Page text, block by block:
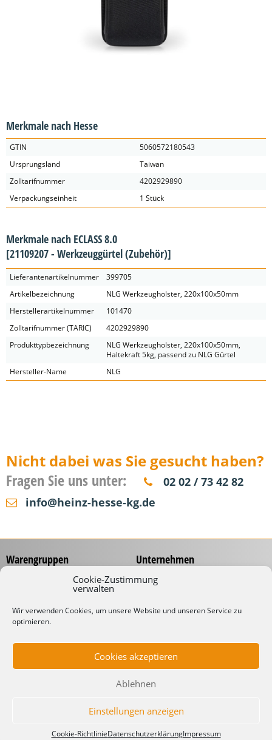
Cookie-Zustimmung
verwalten
Wir verwenden Cookies, um unsere Website und unseren Service zu
optimieren.
Cookies akzeptieren
Ablehnen
Einstellungen anzeigen
Cookie-RichtlinieDatenschutzerklärungImpressum
Merkmale nach Hesse
GTIN
5060572180543
Ursprungsland
Taiwan
Zolltarifnummer
4202929890
Verpackungseinheit
1 Stück
Merkmale nach ECLASS 8.0
[21109207 - Werkzeuggürtel (Zubehör)]
Lieferantenartikelnummer
399705
Artikelbezeichnung
NLG Werkzeugholster, 220x100x50mm
Herstellerartikelnummer
101470
Zolltarifnummer (TARIC)
4202929890
Produkttypbezeichnung
NLG Werkzeugholster, 220x100x50mm,
Haltekraft 5kg, passend zu NLG Gürtel
Hersteller-Name
NLG
Nicht dabei was Sie gesucht haben?
Fragen Sie uns unter:
02 02 / 73 42 82
info@heinz-hesse-kg.de
Warengruppen
Koffer & Taschen
Kabelbinder
Unternehmen
Service
Katalog
Downloads
Impressum